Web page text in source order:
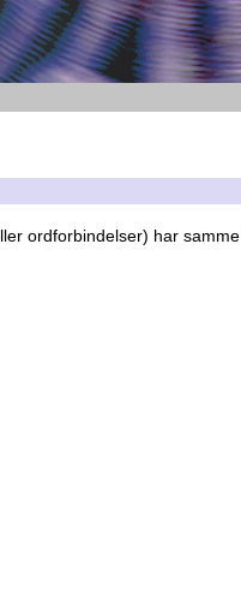
ordforbindelser) har samme